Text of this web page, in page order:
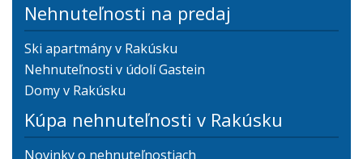
Nehnuteľnosti na predaj
Ski apartmány v Rakúsku
Nehnuteľnosti v údolí Gastein
Domy v Rakúsku
Kúpa nehnuteľnosti v Rakúsku
Novinky o nehnuteľnostiach